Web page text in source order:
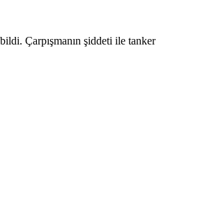
Çarpışmanın şiddeti ile tanker